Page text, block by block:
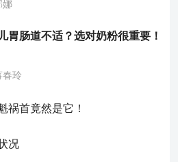
娜
胃肠道不适？选对奶粉很重要！
春玲
祸首竟然是它！
况